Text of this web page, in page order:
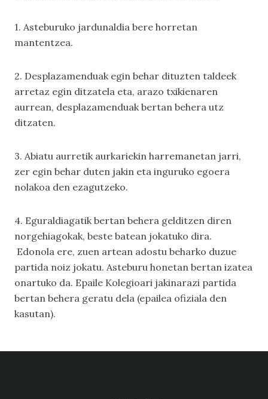
1. Asteburuko jardunaldia bere horretan
mantentzea.
2. Desplazamenduak egin behar dituzten taldeek
arretaz egin ditzatela eta, arazo txikienaren
aurrean, desplazamenduak bertan behera utz
ditzaten.
3. Abiatu aurretik aurkariekin harremanetan jarri,
zer egin behar duten jakin eta inguruko egoera
nolakoa den ezagutzeko.
4. Eguraldiagatik bertan behera gelditzen diren
norgehiagokak, beste batean jokatuko dira.
Edonola ere, zuen artean adostu beharko duzue
partida noiz jokatu. Asteburu honetan bertan izatea
onartuko da. Epaile Kolegioari jakinarazi partida
bertan behera geratu dela (epailea ofiziala den
kasutan).